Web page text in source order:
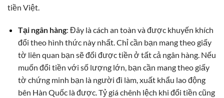
tiền Việt.
Tại ngân hàng: Đây là cách an toàn và được khuyến khích
đổi theo hình thức này nhất. Chỉ cần bạn mang theo giấy
tờ liên quan bạn sẽ đổi được tiền ở tất cả ngân hàng. Nếu
muốn đổi tiền với số lượng lớn, bạn cần mang theo giấy
tờ chứng minh bạn là người đi làm, xuất khẩu lao động
bên Hàn Quốc là được. Tỷ giá chênh lệch khi đổi tiền cũng